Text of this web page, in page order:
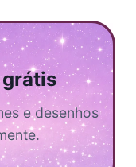
grátis
e desenhos